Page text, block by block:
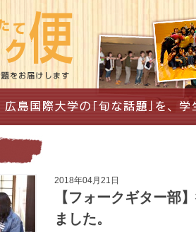
2018年04月21日
【フォークギター部
ました。